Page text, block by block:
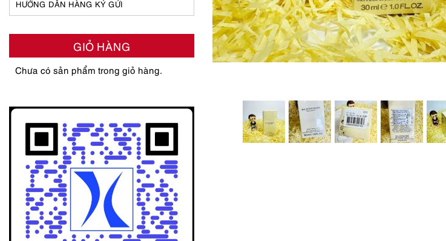
HƯỚNG DẪN HÀNG KÝ GỬI
GIỎ HÀNG
Chưa có sản phẩm trong giỏ hàng.